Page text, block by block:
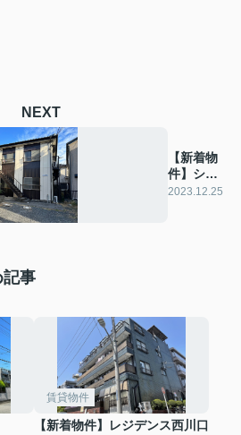
NEXT
【新着物
件】シャ
ンテ飯塚
2023.12.25
記事
賃貸物件
【新着物件】レジデンス西川口